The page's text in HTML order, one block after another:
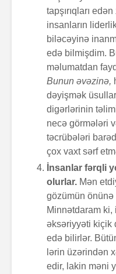
tapşırıqları
insanların
biləcəyinə
edə bilmişdim.
məlumatdan
Bunun əvəzinə,
dəyişmək
digərlərinin
necə görmələri
təcrübələri
çox vaxt sərf
İnsanlar fərqli
olurlar. Mən
gözümün
Minnətdaram ki,
əksəriyyəti kiçik
edə bilirlər.
lərin üzərindən
edir, lakin məni